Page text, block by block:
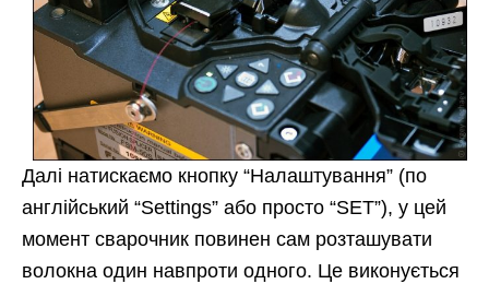
Далі натискаємо кнопку “Налаштування” (по
англійський “Settings” або просто “SET”), у цей
момент сварочник повинен сам розташувати
волокна один навпроти одного. Це виконується